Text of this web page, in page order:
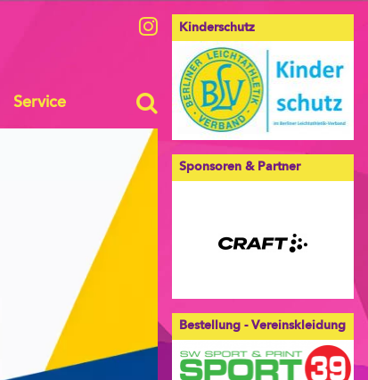
Service
Kinderschutz
Sponsoren & Partner
Bestellung - Vereinskleidung